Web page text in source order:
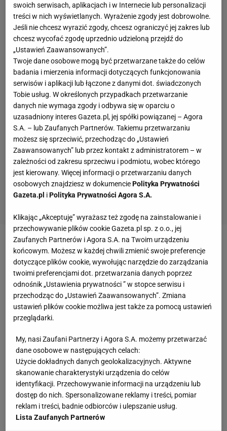
Zobacz wideo"Włoskie media raz kogoś kochają, raz
nienawidzą". Z czego wynika problem Ferrari?
Przed GP Węgier szef ekipy z Maranello - Mattia
Binotto, próbował tłumaczyć, że obecny spadek
formy jego zespołu ma związek z serią dyrektyw
technicznych, które zostały wydane pod koniec
ubiegłej kampanii. Włoch cały czas przekonuje, że
wpływu na to nie miała sekretna ugoda podpisana z
FIAprzed startem sezonu 2020.
Wolff nie wierzy jednak w wyjaśnienia Binotto. - To
kolejne brednie. Przepisy dotyczące jednostek
swoich serwisach, aplikacjach i w Internecie lub personalizacji
treści w nich wyświetlanych. Wyrażenie zgody jest dobrowolne.
Jeśli nie chcesz wyrazić zgody, chcesz ograniczyć jej zakres lub
chcesz wycofać zgodę uprzednio udzieloną przejdź do
„Ustawień Zaawansowanych”.
Twoje dane osobowe mogą być przetwarzane także do celów
badania i mierzenia informacji dotyczących funkcjonowania
serwisów i aplikacji lub łączone z danymi dot. świadczonych
Tobie usług. W określonych przypadkach przetwarzanie
danych nie wymaga zgody i odbywa się w oparciu o
uzasadniony interes Gazeta.pl, jej spółki powiązanej – Agora
S.A. – lub Zaufanych Partnerów. Takiemu przetwarzaniu
możesz się sprzeciwić, przechodząc do „Ustawień
Zaawansowanych” lub przez kontakt z administratorem – w
zależności od zakresu sprzeciwu i podmiotu, wobec którego
jest kierowany. Więcej informacji o przetwarzaniu danych
osobowych znajdziesz w dokumenciePolityka Prywatności
Gazeta.pl iPolityka Prywatności Agora S.A.
Klikając „Akceptuję” wyrażasz też zgodę na zainstalowanie i
przechowywanie plików cookie Gazeta.pl sp. z o.o., jej
Zaufanych Partnerów i Agora S.A. na Twoim urządzeniu
końcowym. Możesz w każdej chwili zmienić swoje preferencje
dotyczące plików cookie, wywołując narzędzie do zarządzania
twoimi preferencjami dot. przetwarzania danych poprzez
odnośnik „Ustawienia prywatności ” w stopce serwisu i
przechodząc do „Ustawień Zaawansowanych”. Zmiana
ustawień plików cookie możliwa jest także za pomocą ustawień
przeglądarki.
My, nasi Zaufani Partnerzy i Agora S.A. możemy przetwarzać
dane osobowe w następujących celach:
Użycie dokładnych danych geolokalizacyjnych. Aktywne
skanowanie charakterystyki urządzenia do celów
identyfikacji. Przechowywanie informacji na urządzeniu lub
dostęp do nich. Spersonalizowane reklamy i treści, pomiar
reklam i treści, badnie odbiorców i ulepszanie usług.
Lista Zaufanych Partnerów